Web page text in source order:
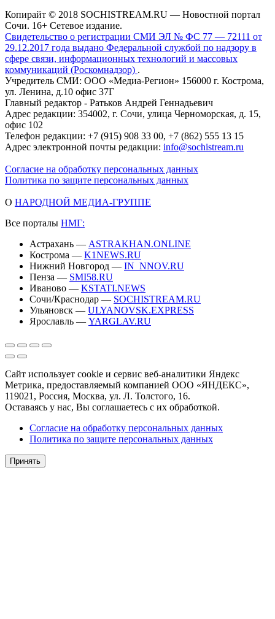
Копирайт © 2018 SOCHISTREAM.RU — Новостной портал
Сочи. 16+ Сетевое издание.
Свидетельство о регистрации СМИ ЭЛ № ФС 77 — 72111 от
29.12.2017 года выдано Федеральной службой по надзору в
сфере связи, информационных технологий и массовых
коммуникаций (Роскомнадзор) .
Учредитель СМИ: ООО «Медиа-Регион» 156000 г. Кострома,
ул. Ленина, д.10 офис 37Г
Главный редактор - Ратьков Андрей Геннадьевич
Адрес редакции: 354002, г. Сочи, улица Черноморская, д. 15,
офис 102
Телефон редакции: +7 (915) 908 33 00, +7 (862) 555 13 15
Адрес электронной почты редакции: info@sochistream.ru
Согласие на обработку персональных данных
Политика по защите персональных данных
О НАРОДНОЙ МЕДИА-ГРУППЕ
Все порталы НМГ:
Астрахань — ASTRAKHAN.ONLINE
Кострома — K1NEWS.RU
Нижний Новгород — IN_NNOV.RU
Пенза — SMI58.RU
Иваново — KSTATI.NEWS
Сочи/Краснодар — SOCHISTREAM.RU
Ульяновск — ULYANOVSK.EXPRESS
Ярославль — YARGLAV.RU
Сайт использует cookie и сервис веб-аналитики Яндекс
Метрика, предоставляемый компанией ООО «ЯНДЕКС»,
119021, Россия, Москва, ул. Л. Толстого, 16.
Оставаясь у нас, Вы соглашаетесь с их обработкой.
Согласие на обработку персональных данных
Политика по защите персональных данных
Принять